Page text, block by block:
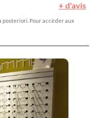
posteriori. Pour accéder aux
+ d'avis